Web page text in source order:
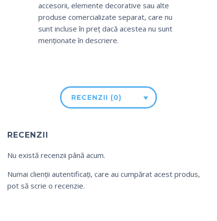
accesorii, elemente decorative sau alte
produse comercializate separat, care nu
sunt incluse în preț dacă acestea nu sunt
menționate în descriere.
RECENZII (0)
RECENZII
Nu există recenzii până acum.
Numai clienții autentificați, care au cumpărat acest produs,
pot să scrie o recenzie.